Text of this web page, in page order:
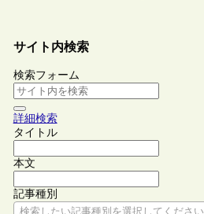
サイト内検索
検索フォーム
詳細検索
タイトル
本文
記事種別
検索したい記事種別を選択してください